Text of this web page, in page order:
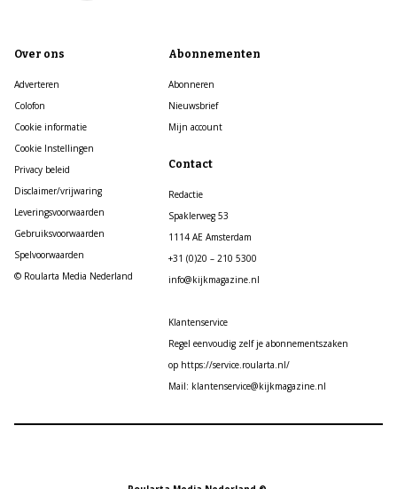
Over ons
Adverteren
Colofon
Cookie informatie
Cookie Instellingen
Privacy beleid
Disclaimer/vrijwaring
Leveringsvoorwaarden
Gebruiksvoorwaarden
Spelvoorwaarden
© Roularta Media Nederland
Abonnementen
Abonneren
Nieuwsbrief
Mijn account
Contact
Redactie
Spaklerweg 53
1114 AE Amsterdam
+31 (0)20 – 210 5300
info@kijkmagazine.nl
Klantenservice
Regel eenvoudig zelf je abonnementszaken
op https://service.roularta.nl/
Mail: klantenservice@kijkmagazine.nl